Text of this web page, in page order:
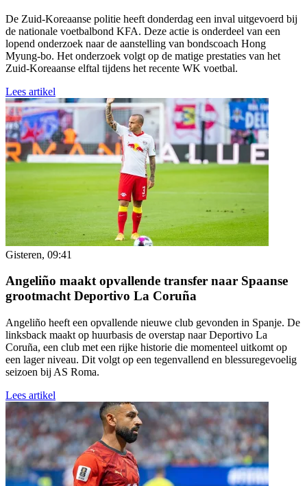
De Zuid-Koreaanse politie heeft donderdag een inval uitgevoerd bij
de nationale voetbalbond KFA. Deze actie is onderdeel van een
lopend onderzoek naar de aanstelling van bondscoach Hong
Myung-bo. Het onderzoek volgt op de matige prestaties van het
Zuid-Koreaanse elftal tijdens het recente WK voetbal.
Lees artikel
Gisteren, 09:41
Angeliño maakt opvallende transfer naar Spaanse
grootmacht Deportivo La Coruña
Angeliño heeft een opvallende nieuwe club gevonden in Spanje. De
linksback maakt op huurbasis de overstap naar Deportivo La
Coruña, een club met een rijke historie die momenteel uitkomt op
een lager niveau. Dit volgt op een tegenvallend en blessuregevoelig
seizoen bij AS Roma.
Lees artikel